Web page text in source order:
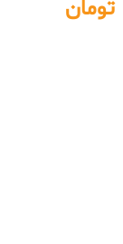
تومان